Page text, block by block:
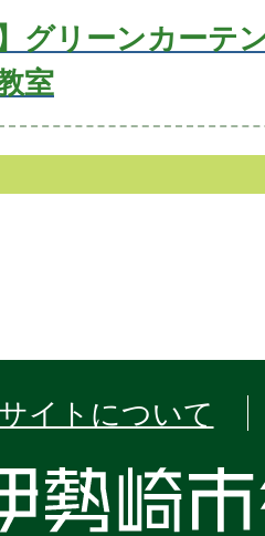
】グリーンカーテ
室
イトについて